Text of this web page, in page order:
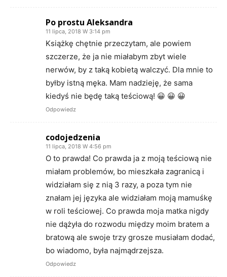
Po prostu Aleksandra
11 lipca, 2018 W 3:14 pm
Książkę chętnie przeczytam, ale powiem
szczerze, że ja nie miałabym zbyt wiele
nerwów, by z taką kobietą walczyć. Dla mnie to
byłby istną męka. Mam nadzieję, że sama
kiedyś nie będę taką teściową! 😀 😀 😀
Odpowiedz
codojedzenia
11 lipca, 2018 W 4:56 pm
O to prawda! Co prawda ja z moją teściową nie
miałam problemów, bo mieszkała zagranicą i
widziałam się z nią 3 razy, a poza tym nie
znałam jej języka ale widziałam moją mamuśkę
w roli teściowej. Co prawda moja matka nigdy
nie dążyła do rozwodu między moim bratem a
bratową ale swoje trzy grosze musiałam dodać,
bo wiadomo, była najmądrzejsza.
Odpowiedz